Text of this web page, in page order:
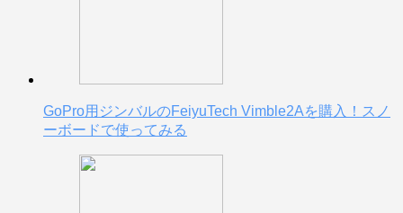
GoPro用ジンバルのFeiyuTech Vimble2Aを購入！スノ
ーボードで使ってみる